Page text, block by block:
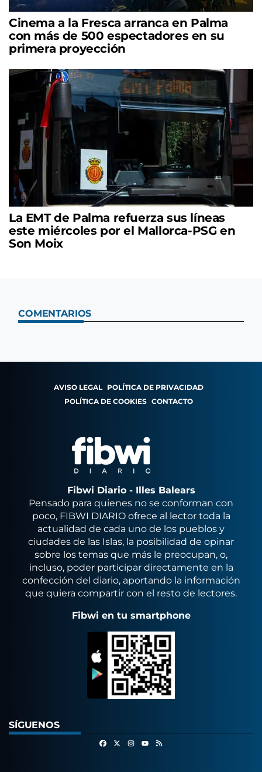
Cinema a la Fresca arranca en Palma
con más de 500 espectadores en su
primera proyección
La EMT de Palma refuerza sus líneas
este miércoles por el Mallorca-PSG en
Son Moix
COMENTARIOS
AVISO LEGAL POLÍTICA DE PRIVACIDAD
POLÍTICA DE COOKIES CONTACTO
Fibwi Diario - Illes Balears
Pensado para quienes no se conforman con
poco, FIBWI DIARIO ofrece al lector toda la
actualidad de cada uno de los pueblos y
ciudades de las Islas, la posibilidad de opinar
sobre los temas que más le preocupan, o,
incluso, poder participar directamente en la
confección del diario, aportando la información
que quiera compartir con el resto de lectores.
Fibwi en tu smartphone
SÍGUENOS
FacebookInstagram